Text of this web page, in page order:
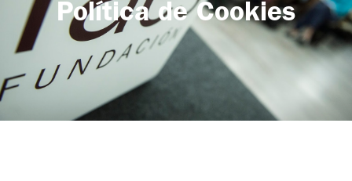
Política de Cookies